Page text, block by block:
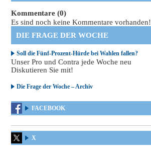
Kommentare (0)
Es sind noch keine Kommentare vorhanden!
DIE FRAGE DER WOCHE
Soll die Fünf-Prozent-Hürde bei Wahlen fallen?
Unser Pro und Contra jede Woche neu
Diskutieren Sie mit!
Die Frage der Woche – Archiv
FACEBOOK
X